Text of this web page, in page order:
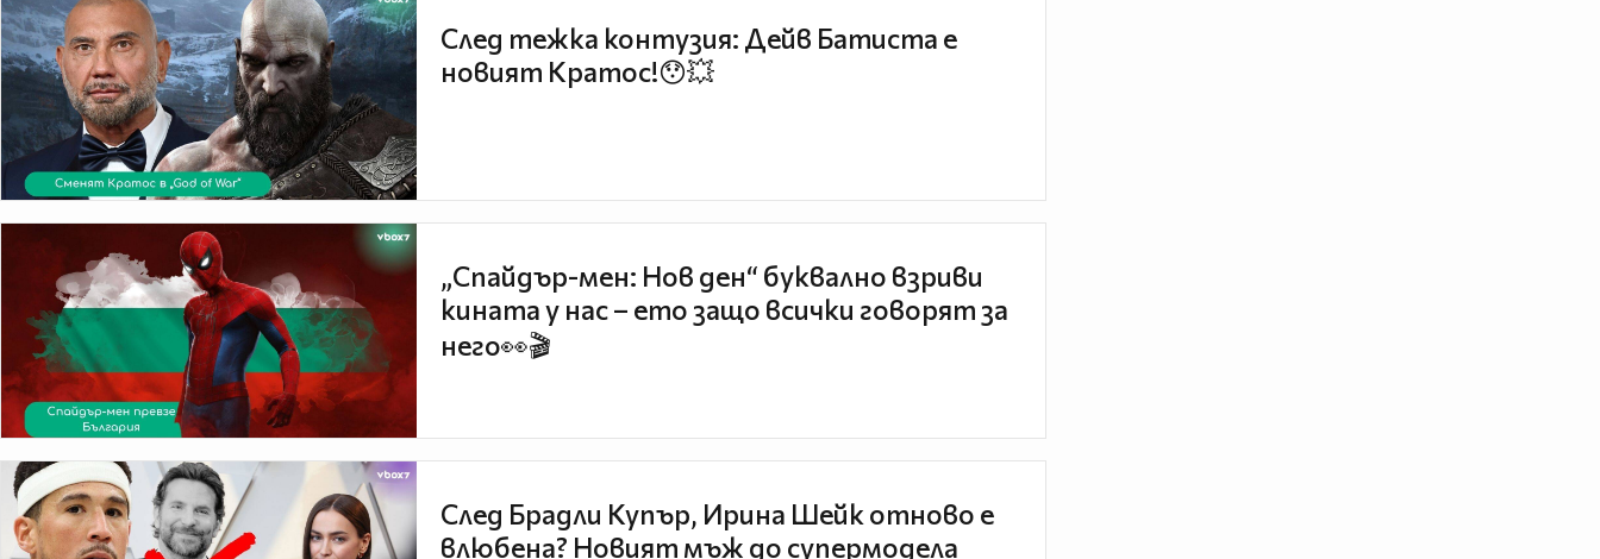
След тежка контузия: Дейв Батиста е
новият Кратос!😯💥
„Спайдър-мен: Нов ден“ буквално взриви
кината у нас – ето защо всички говорят за
него👀🎬
След Брадли Купър, Ирина Шейк отново е
влюбена? Новият мъж до супермодела